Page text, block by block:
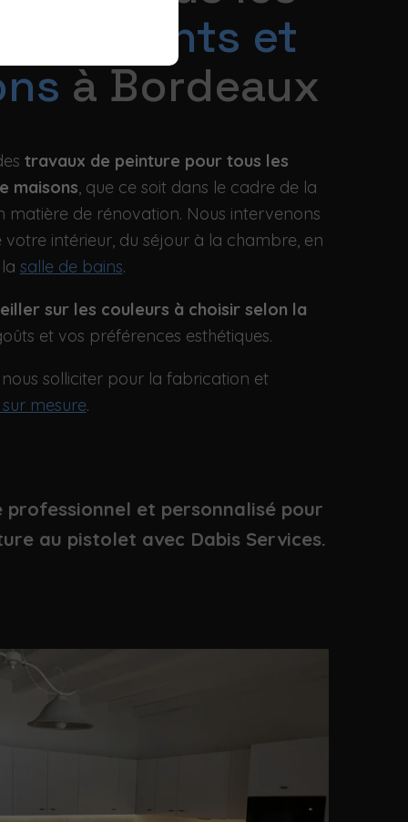
bâtiments et
à Bordeaux
travaux de peinture pour tous les
maisons, que ce soit dans le cadre de la
matière de rénovation. Nous intervenons
votre intérieur, du séjour à la chambre, en
salle de bains.
sur les couleurs à choisir selon la
et vos préférences esthétiques.
solliciter pour la fabrication et
mesure.
professionnel et personnalisé pour
au pistolet avec Dabis Services.